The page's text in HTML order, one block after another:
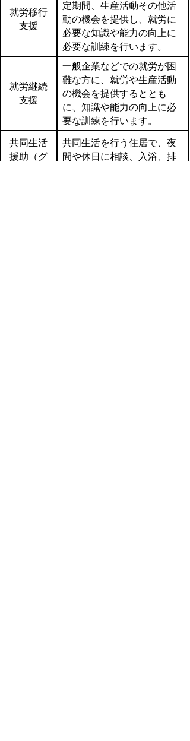
就労移行
支援
定期間、生産活動その他活
動の機会を提供し、就労に
必要な知識や能力の向上に
必要な訓練を行います。
就労継続
支援
一般企業などでの就労が困
難な方に、就労や生産活動
の機会を提供するととも
に、知識や能力の向上に必
要な訓練を行います。
共同生活
援助（グ
共同生活を行う住居で、夜
間や休日に相談、入浴、排